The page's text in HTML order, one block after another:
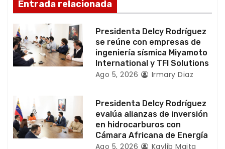
e
e
n
r
a
Entrada relacionada
Presidenta Delcy Rodríguez
se reúne con empresas de
ingeniería sísmica Miyamoto
International y TFI Solutions
Ago 5, 2026 Irmary Diaz
Presidenta Delcy Rodríguez
evalúa alianzas de inversión
en hidrocarburos con
Cámara Africana de Energía
Ago 5, 2026 Kaylib Maita